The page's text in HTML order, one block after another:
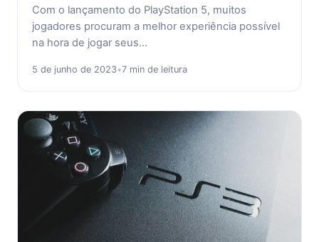
Com o lançamento do PlayStation 5, muitos
jogadores procuram a melhor experiência possível
na hora de jogar seus…
5 de junho de 2023•7 min de leitura